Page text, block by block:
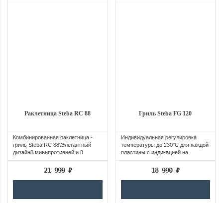
Раклетница Steba RC 88
Комбинированная раклетница -
гриль Steba RC 88\Элегантный
дизайн8 минипротивней и 8
лопаток с...
21 999 ₽
Гриль Steba FG 120
Индивидуальная регулировка
температуры до 230°C для каждой
пластины с индикацией на
дисплее...
18 990₽